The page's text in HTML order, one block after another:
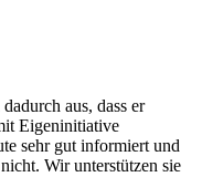
aus, dass er
Eigeninitiative
sehr gut informiert und
Wir unterstützen sie